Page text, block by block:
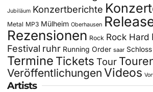
Jubiläum Konzertberichte
Metal MP3 Mülheim Oberhausen
Rezensionen Rock Rock Hard
Festival ruhr Running Order saar
Termine Tickets Tour
Veröffentlichungen Videos
Artists